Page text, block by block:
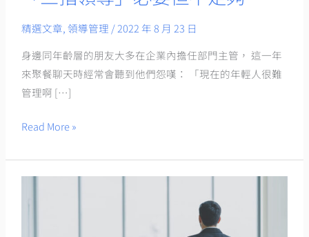
精選文章,領導管理 /2022 年 8 月 23 日
身邊同年齡層的朋友大多在企業內擔任部門主管， 這一年
來聚餐聊天時經常會聽到他們怨嘆： 「現在的年輕人很難
管理啊 […]
Read More »
部